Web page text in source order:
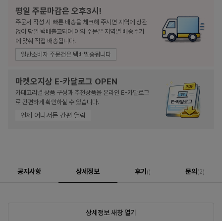
평일 주문마감은 오후3시!
주문서 작성 시 빠른 배송을 체크해 주시면 지역에 상관
없이 당일 택배출고되며 이외 주문은 지역별 배송주기
에 맞춰 직접 배송됩니다.
일반소비자 주문건은 택배발송됩니다
마켓오지상 E-카달로그 OPEN
카테고리별 상품 구성과 추천상품을 온라인 E-카달로그
로 간편하게 확인하실 수 있습니다.
언제 어디서든 간편 열람
공지사항 상세정보 후기 () 문의 (2)
상세정보 새창 열기